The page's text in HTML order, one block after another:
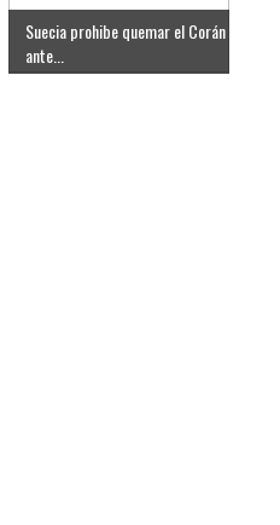
Suecia prohibe quemar el Corán
ante...